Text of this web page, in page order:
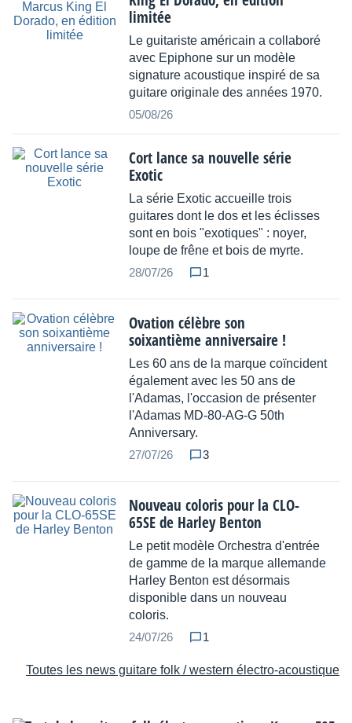
limitée
Le guitariste américain a collaboré
avec Epiphone sur un modèle
signature acoustique inspiré de sa
guitare originale des années 1970.
05/08/26
Cort lance sa nouvelle série
Exotic
La série Exotic accueille trois
guitares dont le dos et les éclisses
sont en bois "exotiques" : noyer,
loupe de frêne et bois de myrte.
28/07/26
1
Ovation célèbre son
soixantième anniversaire !
Les 60 ans de la marque coïncident
également avec les 50 ans de
l'Adamas, l'occasion de présenter
l'Adamas MD-80-AG-G 50th
Anniversary.
27/07/26
3
Nouveau coloris pour la CLO-
65SE de Harley Benton
Le petit modèle Orchestra d'entrée
de gamme de la marque allemande
Harley Benton est désormais
disponible dans un nouveau
coloris.
24/07/26
1
Toutes les news guitare folk / western électro-acoustique